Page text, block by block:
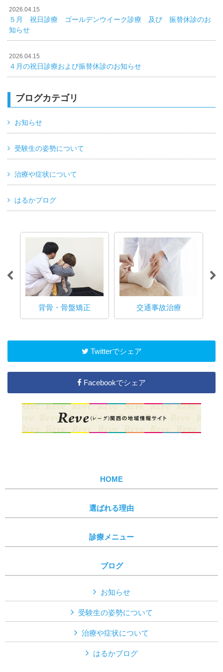
2026.04.15
５月 祝日診療 ゴールデンウイーク診療 及び 振替休診のお
知らせ
2026.04.15
４月の祝日診療および振替休診のお知らせ
ブログカテゴリ
お知らせ
受験生の姿勢について
治療や症状について
はるかブログ
背骨・骨盤矯正 交通事故治療
Twitterでシェア
Facebookでシェア
HOME
選ばれる理由
診療メニュー
ブログ
お知らせ
受験生の姿勢について
治療や症状について
はるかブログ